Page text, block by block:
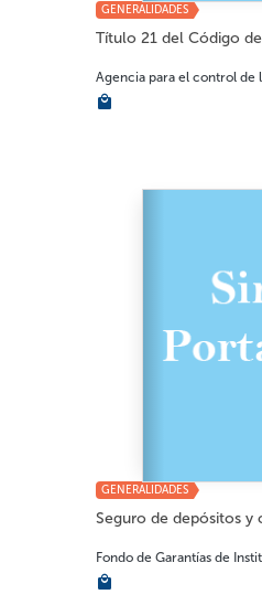
GENERALIDADES
Agencia para el control de
GENERALIDADES
Seguro de depósitos y
Fondo de Garantías de